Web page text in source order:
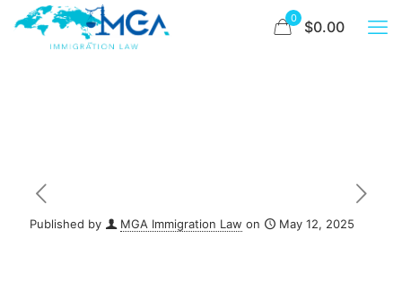
0 $0.00
Published by MGA Immigration Law on May 12, 2025